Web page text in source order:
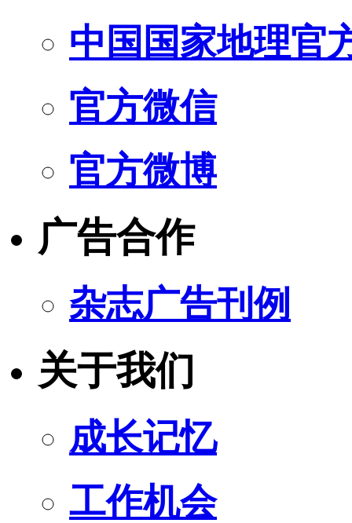
中国国家地理官
官方微信
官方微博
广告合作
杂志广告刊例
关于我们
成长记忆
工作机会